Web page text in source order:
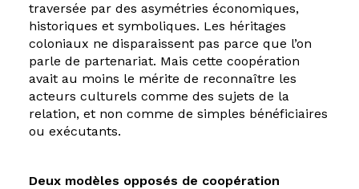
traversée par des asymétries économiques,
historiques et symboliques. Les héritages
coloniaux ne disparaissent pas parce que l’on
parle de partenariat. Mais cette coopération
avait au moins le mérite de reconnaître les
acteurs culturels comme des sujets de la
relation, et non comme de simples bénéficiaires
ou exécutants.
Deux modèles opposés de coopération